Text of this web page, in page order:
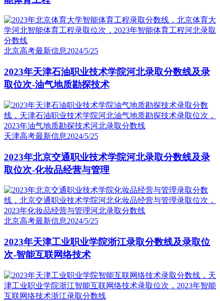
北京高考最新信息2024/5/25
2023年天津石油职业技术学院河北录取分数线及录
取位次-油气地质勘探技术
天津高考最新信息2024/5/25
2023年北京交通职业技术学院河北录取分数线及录
取位次-化妆品经营与管理
北京高考最新信息2024/5/25
2023年天津工业职业学院浙江录取分数线及录取位
次-智能互联网络技术